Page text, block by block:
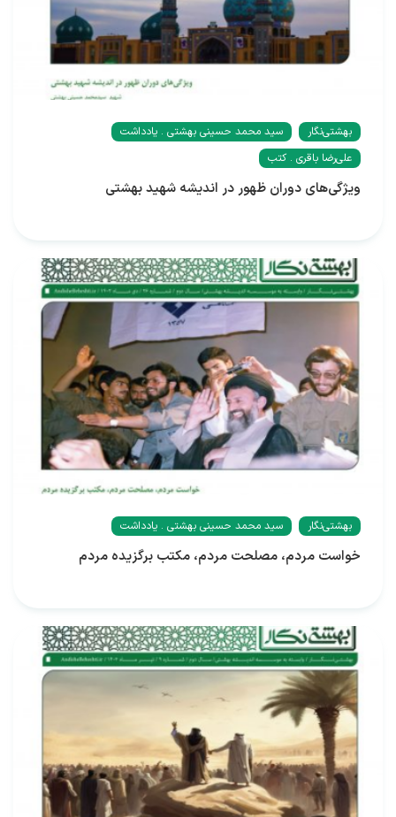
بهشتی‌نگار
سید محمد حسینی بهشتی . یادداشت
علی‌رضا باقری . کتب
ویژگی‌های دوران ظهور در اندیشه شهید بهشتی
بهشتی‌نگار سید محمد حسینی بهشتی . یادداشت
خواست مردم، مصلحت مردم، مکتب برگزیده مردم